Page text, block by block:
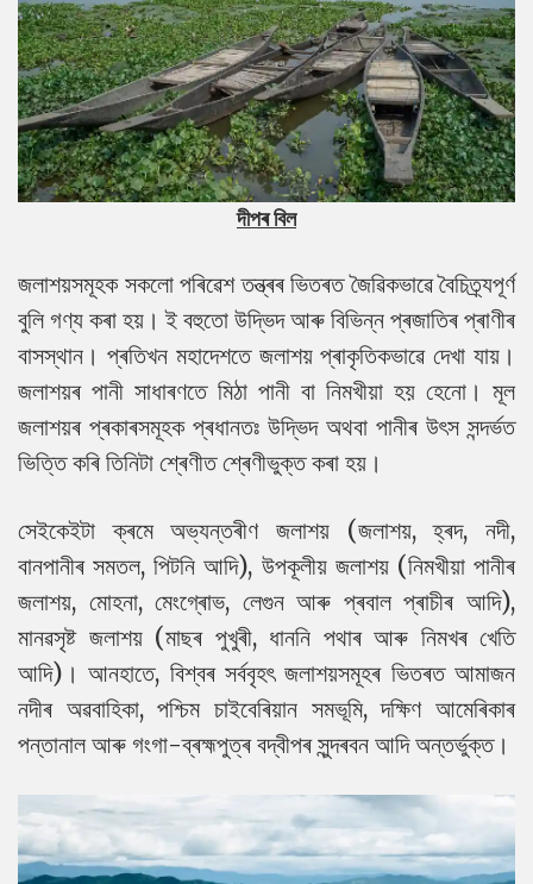
দীপৰ বিল
জলাশয়সমূহক সকলো পৰিৱেশ তন্ত্ৰৰ ভিতৰত জৈৱিকভাৱে বৈচিত্ৰ্যপূৰ্ণ
বুলি গণ্য কৰা হয়। ই বহুতো উদ্ভিদ আৰু বিভিন্ন প্ৰজাতিৰ প্ৰাণীৰ
বাসস্থান। প্ৰতিখন মহাদেশতে জলাশয় প্ৰাকৃতিকভাৱে দেখা যায়।
জলাশয়ৰ পানী সাধাৰণতে মিঠা পানী বা নিমখীয়া হয় হেনো। মূল
জলাশয়ৰ প্ৰকাৰসমূহক প্ৰধানতঃ উদ্ভিদ অথবা পানীৰ উৎস সন্দৰ্ভত
ভিত্তি কৰি তিনিটা শ্ৰেণীত শ্ৰেণীভুক্ত কৰা হয়।
সেইকেইটা ক্ৰমে অভ্যন্তৰীণ জলাশয় (জলাশয়, হ্ৰদ, নদী,
বানপানীৰ সমতল, পিটনি আদি), উপকূলীয় জলাশয় (নিমখীয়া পানীৰ
জলাশয়, মোহনা, মেংগ্ৰোভ, লেগুন আৰু প্ৰবাল প্ৰাচীৰ আদি),
মানৱসৃষ্ট জলাশয় (মাছৰ পুখুৰী, ধাননি পথাৰ আৰু নিমখৰ খেতি
আদি)। আনহাতে, বিশ্বৰ সৰ্ববৃহৎ জলাশয়সমূহৰ ভিতৰত আমাজন
নদীৰ অৱবাহিকা, পশ্চিম চাইবেৰিয়ান সমভূমি, দক্ষিণ আমেৰিকাৰ
পন্তানাল আৰু গংগা-ব্ৰহ্মপুত্ৰ বদ্বীপৰ সুন্দৰবন আদি অন্তৰ্ভুক্ত।